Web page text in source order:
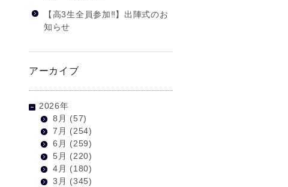
【高3生全員参加‼】出陣式のお
知らせ
アーカイブ
2026年
8月 (57)
7月 (254)
6月 (259)
5月 (220)
4月 (180)
3月 (345)